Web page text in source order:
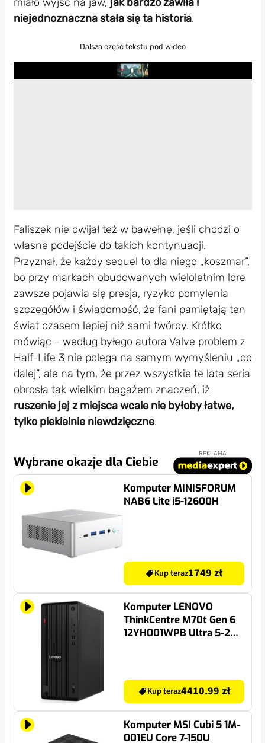
niejednoznaczna stała się ta historia.
Dalsza część tekstu pod wideo
Play
Faliszek nie owijał też w bawełnę, jeśli chodzi o
własne podejście do takich kontynuacji.
Przyznał, że każdy sequel to dla niego „koszmar”,
bo przy markach obudowanych wieloletnim lore
zawsze pojawia się presja, ryzyko pomylenia
szczegółów i świadomość, że fani pamiętają ten
świat czasem lepiej niż sami twórcy. Krótko
mówiąc - według byłego autora Valve problem z
Half-Life 3 nie polega na samym wymyśleniu „co
dalej”, ale na tym, że przez wszystkie te lata seria
obrosła tak wielkim bagażem znaczeń, iż
ruszenie jej z miejsca wcale nie byłoby łatwe,
tylko piekielnie niewdzięczne.
Wybrane okazje dla Ciebie
REKLAMA
Komputer MINISFORUM
NAB6 Lite i5-12600H
Kup teraz1749 zł
Komputer LENOVO
ThinkCentre M70t Gen 6
12YH001WPB Ultra 5-235
Kup teraz4410.99 zł
Komputer MSI Cubi 5 1M-
001EU Core 7-150U